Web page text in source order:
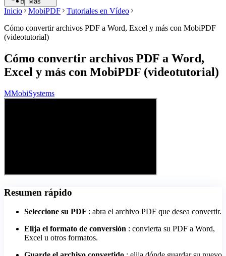
Inicio MobiPDF
Tutoriales en Vídeo
Cómo convertir archivos PDF a Word, Excel y más con MobiPDF
(videotutorial)
Cómo convertir archivos PDF a Word,
Excel y más con MobiPDF (videotutorial)
MMobiSystems
Resumen rápido
Seleccione su PDF : abra el archivo PDF que desea convertir.
Elija el formato de conversión : convierta su PDF a Word,
Excel u otros formatos.